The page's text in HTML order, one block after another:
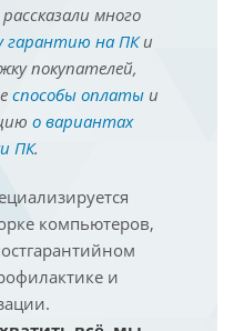
много
гарантию на ПКи
покупателей,
способы оплатыи
о вариантах
ПК.
компьютеров,
и